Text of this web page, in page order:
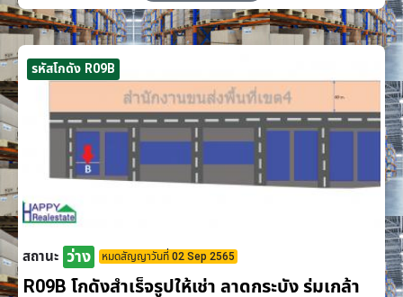
รหัสโกดัง R09B
สถานะ ว่าง หมดสัญญาวันที่ 02 Sep 2565
R09B โกดังสำเร็จรูปให้เช่า ลาดกระบัง​ ร่มเกล้า